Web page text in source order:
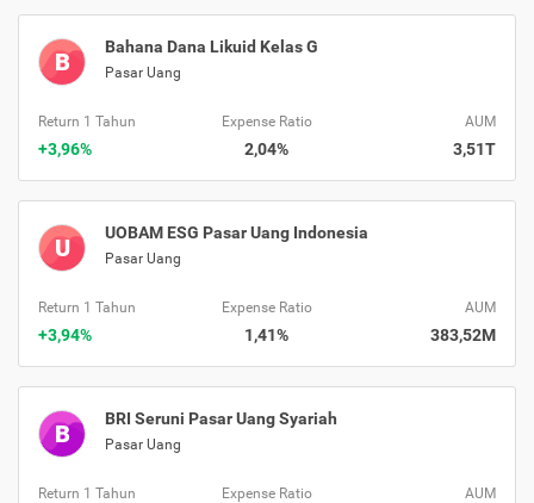
B
Bahana Dana Likuid Kelas G
Pasar Uang
Return 1 Tahun
+3,96%
Expense Ratio
2,04%
AUM
3,51T
U
UOBAM ESG Pasar Uang Indonesia
Pasar Uang
Return 1 Tahun
+3,94%
Expense Ratio
1,41%
AUM
383,52M
B
BRI Seruni Pasar Uang Syariah
Pasar Uang
Return 1 Tahun Expense Ratio AUM